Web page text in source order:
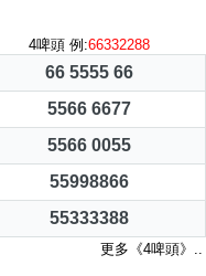
4啤頭 例:66332288
66 5555 66
5566 6677
5566 0055
55998866
55333388
更多《4啤頭》..